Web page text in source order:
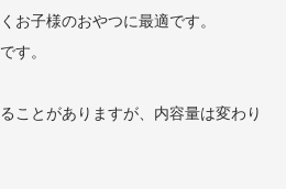
お子様のおやつに最適です。
す。
ことがありますが、内容量は変わり